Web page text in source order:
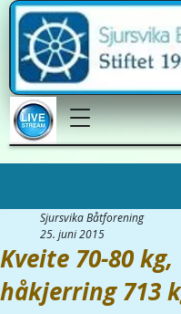
Kveite 70-80 kg,
håkjerring 713
Sjursvika Båtforening
25. juni 2015